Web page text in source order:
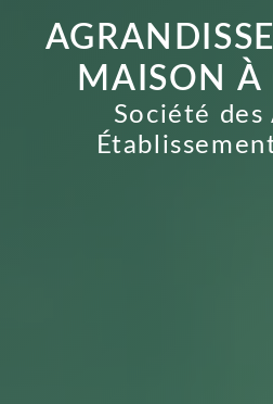
MAISON À
Société des